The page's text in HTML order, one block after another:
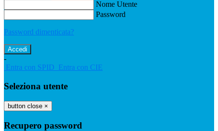
Nome Utente
Password
Password dimenticata?
-
Entra con SPID Entra con CIE
Seleziona utente
button close ×
Recupero password